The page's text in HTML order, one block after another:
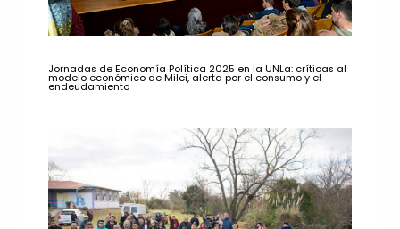
Jornadas de Economía Política 2025 en la UNLa: críticas al
modelo económico de Milei, alerta por el consumo y el
endeudamiento